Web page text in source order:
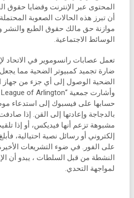
المحتوى عبر الإنترنت وقضايا حقوق
أن تبرز هذه الحالات الصعوبة
موازنة حق مالك حقوق الطبع والنشر
الوسائط الاجتماعية.
تعمل عصابات رانسوموير في الاتحاد
ضارة تجميد كمبيوتر الضحية مما
الضحية الوصول إلى أي جزء من جهاز
حسابها على فيسبوك إلى استدعاء
بالدجاجة وإعادتها إلى القن. إذا
مشبوهة تزعم أنها فيديكس، أو إذا
إلكتروني أو رسائل نصية احتيالية،
على الفور. في ضوء التشريعات
النشطة من قبل السلطات ، يبدو أن
لمواجهة التحدي.